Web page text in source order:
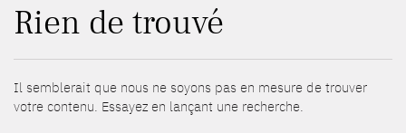
Rien de trouvé
Il semblerait que nous ne soyons pas en mesure de trouver
votre contenu. Essayez en lançant une recherche.